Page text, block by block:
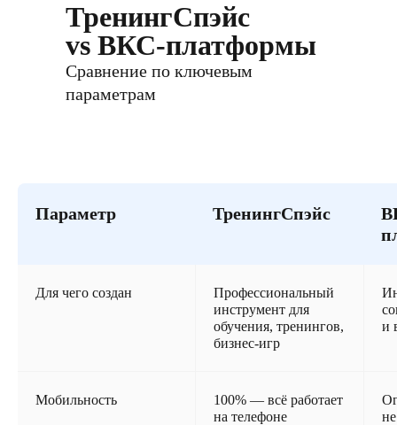
ТренингСпэйс
vs ВКС-платформы
Сравнение по ключевым
параметрам
Параметр ТренингСпэйс
Для чего создан
Профессиональный
инструмент для
обучения, тренингов,
бизнес-игр
и
Мобильность
100% — всё работает
на телефоне